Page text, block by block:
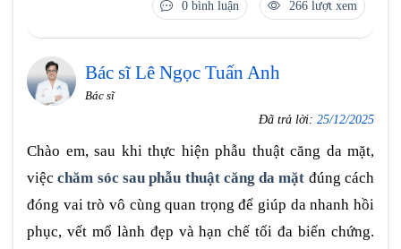
0 bình luận 266 lượt xem
Bác sĩ Lê Ngọc Tuấn Anh
Bác sĩ
Đã trả lời: 25/12/2025
Chào em, sau khi thực hiện phẫu thuật căng da mặt,
việcchăm sóc sau phẫu thuật căng da mặt đúng cách
đóng vai trò vô cùng quan trọng để giúp da nhanh hồi
phục, vết mổ lành đẹp và hạn chế tối đa biến chứng.